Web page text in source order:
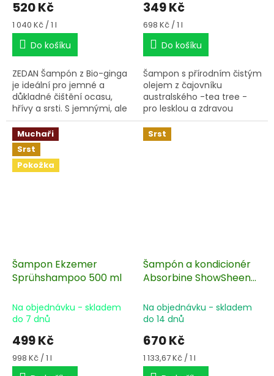
520 Kč
Měrná
cena:
1 040 Kč / 1 l
Do košíku
ZEDAN Šampón z Bio-ginga
je ideální pro jemné a
důkladné čištění ocasu,
hřívy a srsti. S jemnými, ale
silnými povrchově
aktivními bylinnými
detergenty.
349 Kč
Měrná
cena:
698 Kč / 1 l
Do košíku
Šampon s přírodním čistým
olejem z čajovníku
australského -tea tree -
pro lesklou a zdravou
pokožku.
Muchaři
Srst
Pokožka
Šampon Ekzemer
Sprühshampoo 500 ml
Na objednávku - skladem
do 7 dnů
499 Kč
Měrná
cena:
998 Kč / 1 l
Srst
Šampón a kondicionér
Absorbine ShowSheen
Na objednávku - skladem
do 14 dnů
670 Kč
Měrná
cena:
1 133,67 Kč / 1 l